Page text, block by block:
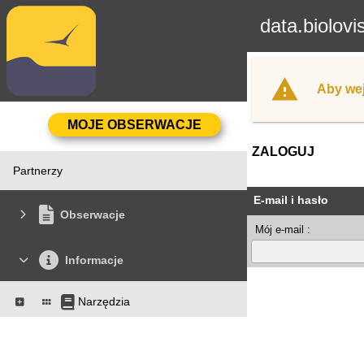
Partnerzy
Obserwacje
Informacje
Narzędzia
Aby
ZALOGUJ
E-mail i hasło
Mój e-mail :